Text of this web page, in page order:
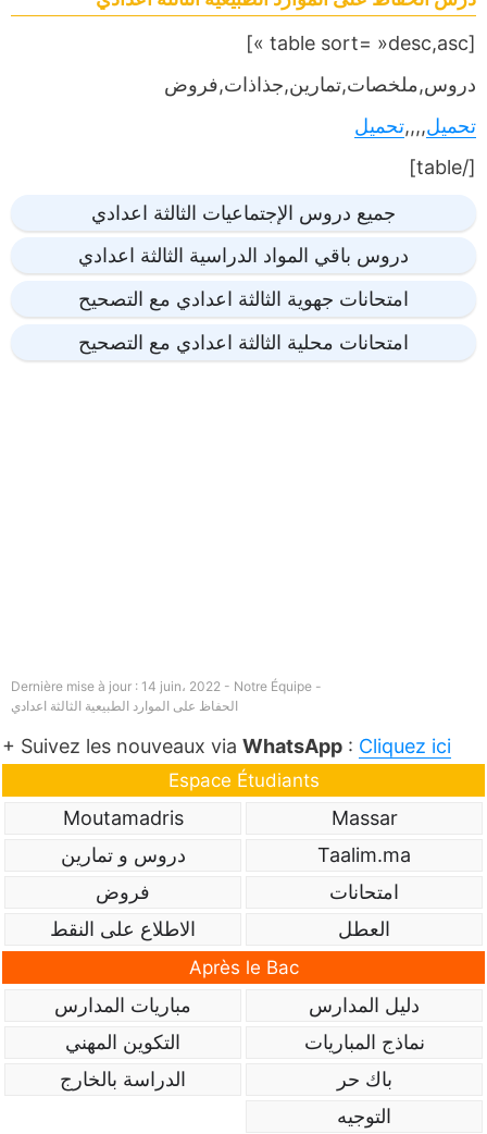
[table sort= »desc,asc »]
دروس,ملخصات,تمارين,جذاذات,فروض
تحميل,,,,تحميل
[/table]
جميع دروس الإجتماعيات الثالثة اعدادي
دروس باقي المواد الدراسية الثالثة اعدادي
امتحانات جهوية الثالثة اعدادي مع التصحيح
امتحانات محلية الثالثة اعدادي مع التصحيح
Dernière mise à jour : 14 juin، 2022 - Notre Équipe -
الحفاظ على الموارد الطبيعية الثالثة اعدادي
+ Suivez les nouveaux via WhatsApp : Cliquez ici
Espace Étudiants
Massar
Moutamadris
Taalim.ma
دروس و تمارين
امتحانات
فروض
العطل
الاطلاع على النقط
Après le Bac
دليل المدارس
مباريات المدارس
نماذج المباريات
التكوين المهني
باك حر
الدراسة بالخارج
التوجيه